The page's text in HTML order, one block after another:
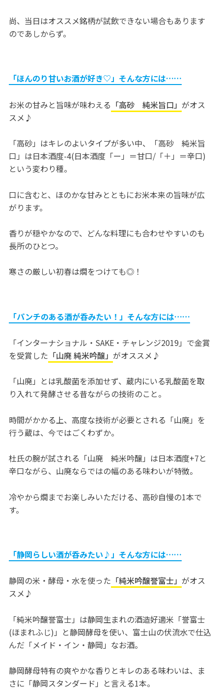
尚、当日はオススメ銘柄が試飲できない場合もあります
のであしからず。
「ほんのり甘いお酒が好き♡」そんな方には……
お米の甘みと旨味が味わえる 「高砂 純米旨口」 がオス
スメ♪
「高砂」はキレのよいタイプが多い中、「高砂 純米旨
口」は日本酒度-4(日本酒度「ー」＝甘口/「＋」＝辛口)
という変わり種。
口に含むと、ほのかな甘みとともにお米本来の旨味が広
がります。
香りが穏やかなので、どんな料理にも合わせやすいのも
長所のひとつ。
寒さの厳しい初春は燗をつけても◎！
「パンチのある酒が呑みたい！」そんな方には……
「インターナショナル・SAKE・チャレンジ2019」で金賞
を受賞した 「山廃 純米吟醸」 がオススメ♪
「山廃」とは乳酸菌を添加せず、蔵内にいる乳酸菌を取
り入れて発酵させる昔ながらの技術のこと。
時間がかかる上、高度な技術が必要とされる「山廃」を
行う蔵は、今ではごくわずか。
杜氏の腕が試される「山廃 純米吟醸」は日本酒度+7と
辛口ながら、山廃ならではの幅のある味わいが特徴。
冷やから燗までお楽しみいただける、高砂自慢の1本で
す。
「静岡らしい酒が呑みたい♪」そんな方には……
静岡の米・酵母・水を使った 「純米吟醸誉富士」 がオス
スメ♪
「純米吟醸誉富士」は静岡生まれの酒造好適米「誉富士
(ほまれふじ)」と静岡酵母を使い、富士山の伏流水で仕込
んだ「メイド・イン・静岡」なお酒。
静岡酵母特有の爽やかな香りとキレのある味わいは、ま
さに「静岡スタンダード」と言える1本。